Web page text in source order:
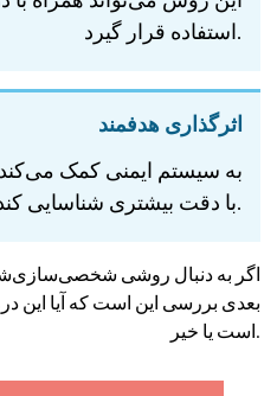
استفاده قرار گیرد.
اثرگذاری هدفمند
به سیستم ایمنی کمک
با دقت بیشتری شناسایی کند.
اگر به دنبال روشی
بعدی بررسی این است که آیا این
است یا خیر.